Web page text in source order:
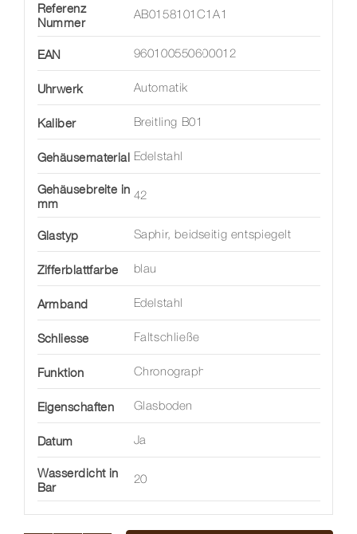
Referenz
Nummer
AB0158101C1A1
EAN 960100550600012
Uhrwerk Automatik
Kaliber Breitling B01
Gehäusematerial Edelstahl
Gehäusebreite in
mm
42
Glastyp Saphir, beidseitig entspiegelt
Zifferblattfarbe blau
Armband Edelstahl
Schliesse Faltschließe
Funktion Chronograph
Eigenschaften Glasboden
Datum Ja
Wasserdicht in
Bar
20